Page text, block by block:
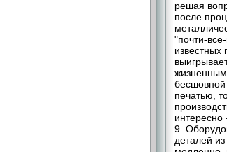
решая
после
"почти-
известных
бесшовной
печатью,
интересно
9.
деталей